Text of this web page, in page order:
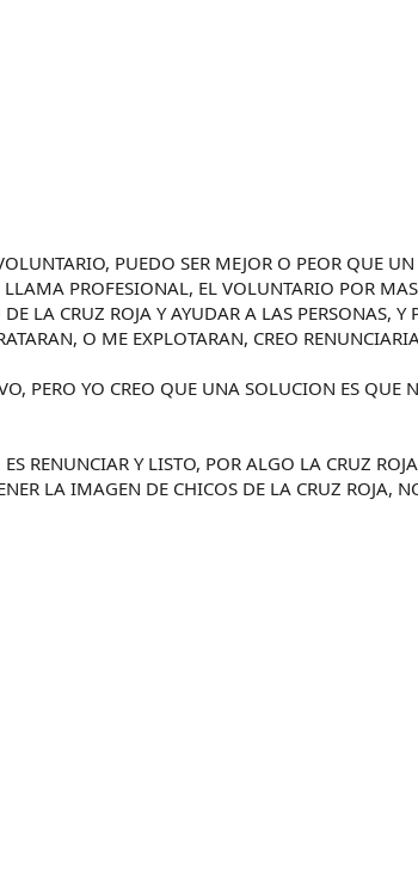
PUEDO SER MEJOR O PEOR QUE
PROFESIONAL, EL VOLUNTARIO POR
LA CRUZ ROJA Y AYUDAR A LAS PERSONAS, Y
O ME EXPLOTARAN, CREO
PERO YO CREO QUE UNA SOLUCION ES QUE
RENUNCIAR Y LISTO, POR ALGO LA CRUZ
LA IMAGEN DE CHICOS DE LA CRUZ ROJA,